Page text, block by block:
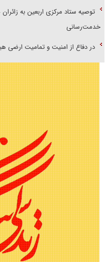
توصیه ستاد مرکزی اربعین به
خدمت‌رسانی
در دفاع از امنیت و تمامیت ارضی